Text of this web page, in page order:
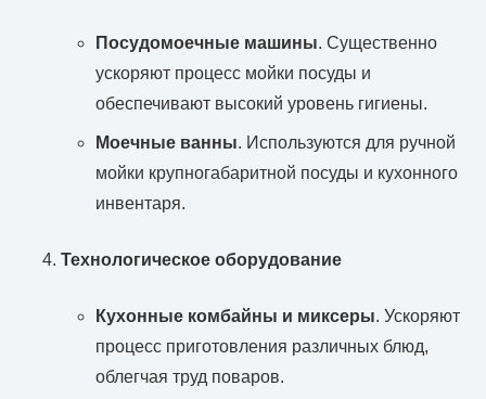
Посудомоечные машины. Существенно
ускоряют процесс мойки посуды и
обеспечивают высокий уровень гигиены.
Моечные ванны. Используются для ручной
мойки крупногабаритной посуды и кухонного
инвентаря.
Технологическое оборудование
Кухонные комбайны и миксеры. Ускоряют
процесс приготовления различных блюд,
облегчая труд поваров.